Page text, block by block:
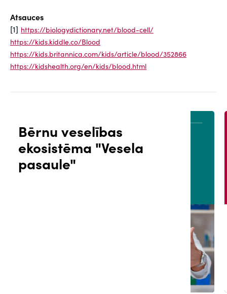
Atsauces
[1] https://biologydictionary.net/blood-cell/
https://kids.kiddle.co/Blood
https://kids.britannica.com/kids/article/blood/352866
https://kidshealth.org/en/kids/blood.html
Bērnu veselības
ekosistēma "Vesela
pasaule"
PACIENTA PORTĀLS